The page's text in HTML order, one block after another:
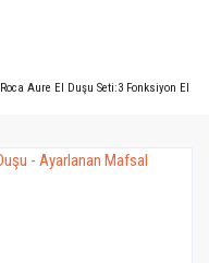
Roca Aure El Duşu Seti:3 Fonksiyon El